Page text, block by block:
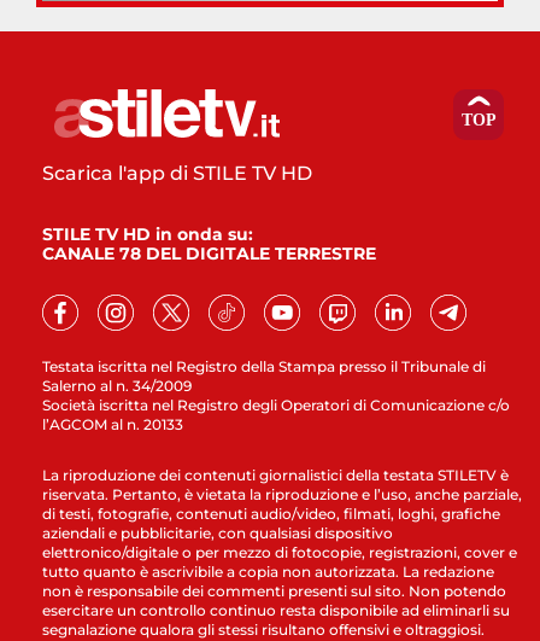
Testata iscritta nel Registro della Stampa presso il Tribunale di
Salerno al n. 34/2009
Società iscritta nel Registro degli Operatori di Comunicazione c/o
l’AGCOM al n. 20133
Scarica l'app di STILE TV HD
STILE TV HD in onda su:
CANALE 78 DEL DIGITALE TERRESTRE
La riproduzione dei contenuti giornalistici della testata STILETV è
riservata. Pertanto, è vietata la riproduzione e l’uso, anche parziale,
di testi, fotografie, contenuti audio/video, filmati, loghi, grafiche
aziendali e pubblicitarie, con qualsiasi dispositivo
elettronico/digitale o per mezzo di fotocopie, registrazioni, cover e
tutto quanto è ascrivibile a copia non autorizzata. La redazione
non è responsabile dei commenti presenti sul sito. Non potendo
esercitare un controllo continuo resta disponibile ad eliminarli su
segnalazione qualora gli stessi risultano offensivi e oltraggiosi.